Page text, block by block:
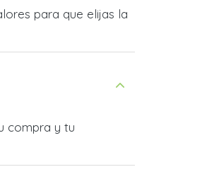
para que elijas la
compra y tu